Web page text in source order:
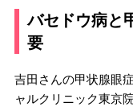
バセドウ病と
要
吉田さんの甲状腺眼
ャルクリニック東京